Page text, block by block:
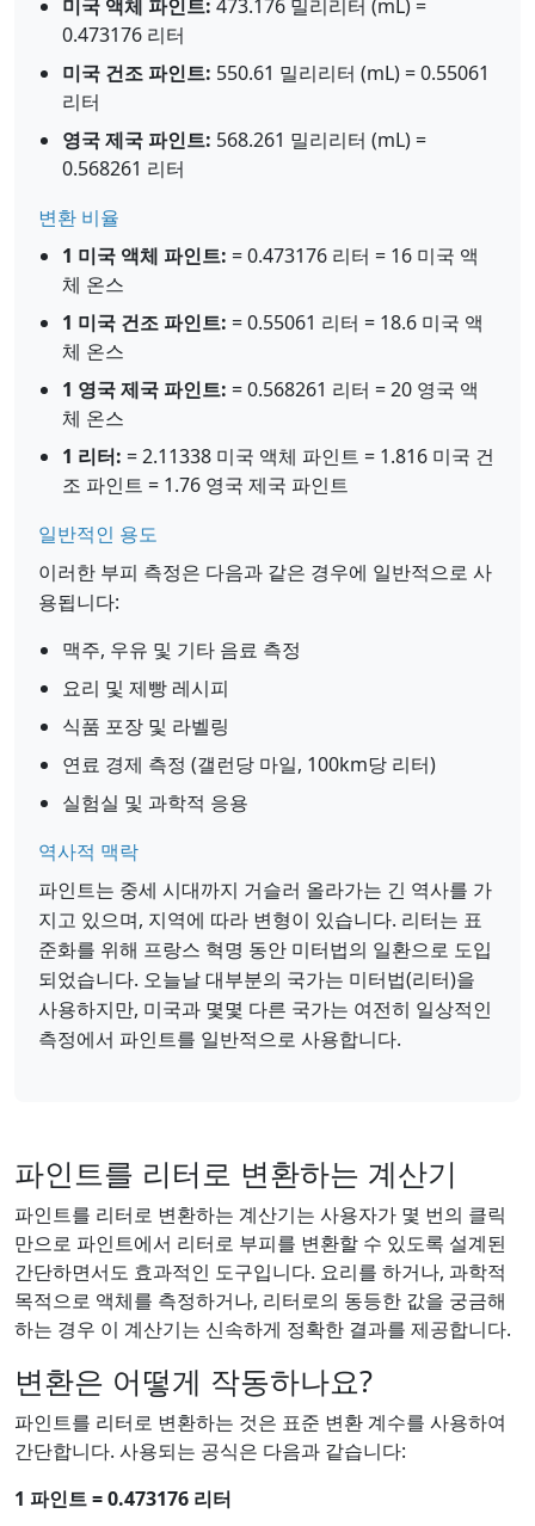
미국 액체 파인트: 473.176 밀리리터 (mL) =
0.473176 리터
미국 건조 파인트: 550.61 밀리리터 (mL) = 0.55061
리터
영국 제국 파인트: 568.261 밀리리터 (mL) =
0.568261 리터
변환 비율
1 미국 액체 파인트: = 0.473176 리터 = 16 미국 액
체 온스
1 미국 건조 파인트: = 0.55061 리터 = 18.6 미국 액
체 온스
1 영국 제국 파인트: = 0.568261 리터 = 20 영국 액
체 온스
1 리터: = 2.11338 미국 액체 파인트 = 1.816 미국 건
조 파인트 = 1.76 영국 제국 파인트
일반적인 용도
이러한 부피 측정은 다음과 같은 경우에 일반적으로 사
용됩니다:
맥주, 우유 및 기타 음료 측정
요리 및 제빵 레시피
식품 포장 및 라벨링
연료 경제 측정 (갤런당 마일, 100km당 리터)
실험실 및 과학적 응용
역사적 맥락
파인트는 중세 시대까지 거슬러 올라가는 긴 역사를 가
지고 있으며, 지역에 따라 변형이 있습니다. 리터는 표
준화를 위해 프랑스 혁명 동안 미터법의 일환으로 도입
되었습니다. 오늘날 대부분의 국가는 미터법(리터)을
사용하지만, 미국과 몇몇 다른 국가는 여전히 일상적인
측정에서 파인트를 일반적으로 사용합니다.
파인트를 리터로 변환하는 계산기
파인트를 리터로 변환하는 계산기는 사용자가 몇 번의 클릭
만으로 파인트에서 리터로 부피를 변환할 수 있도록 설계된
간단하면서도 효과적인 도구입니다. 요리를 하거나, 과학적
목적으로 액체를 측정하거나, 리터로의 동등한 값을 궁금해
하는 경우 이 계산기는 신속하게 정확한 결과를 제공합니다.
변환은 어떻게 작동하나요?
파인트를 리터로 변환하는 것은 표준 변환 계수를 사용하여
간단합니다. 사용되는 공식은 다음과 같습니다:
1 파인트 = 0.473176 리터